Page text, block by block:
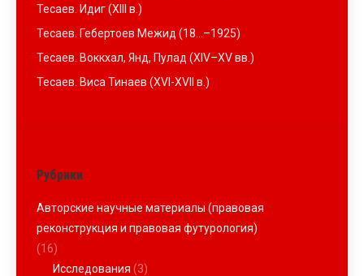
Тесаев. Идиг (XIII в.)
Тесаев. Гебертоев Межид (18…–1925)
Тесаев. Воккхал, Янд, Пулад (XIV–XV вв.)
Тесаев. Виса Тинаев (XVI-XVII в.)
Рубрики
Авторские научные материалы (правовая
реконструкция и правовая футурология)
(16)
Исследования (3)